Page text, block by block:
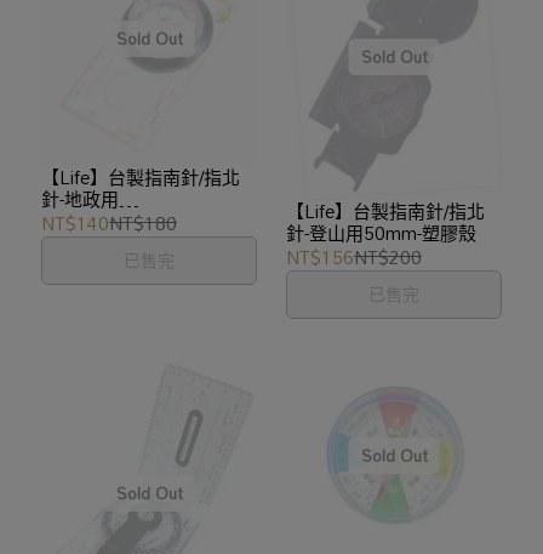
【Life】台製指南針/指北
針-地政用
40mm/10.8x6cm
NT$140NT$180
已售完
【Life】台製指南針/指北
針-登山用50mm-塑膠殼
NT$156NT$200
已售完